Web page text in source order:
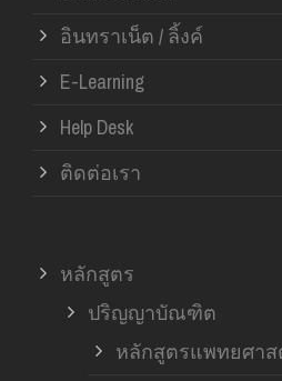
อินทราเน็ต / ลิ้งค์
E-Learning
Help Desk
ติดต่อเรา
หลักสูตร
ปริญญาบัณฑิต
หลักสูตรแพทยศา